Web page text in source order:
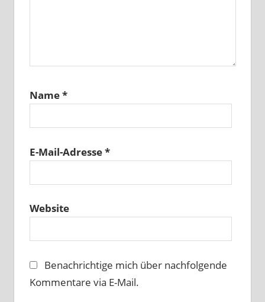
Name*
E-Mail-Adresse*
Website
Benachrichtige mich über nachfolgende
Kommentare via E-Mail.